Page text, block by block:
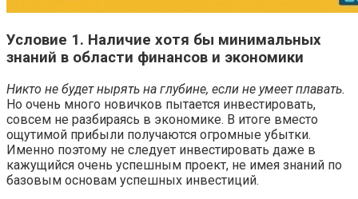
Условие 1. Наличие хотя бы минимальных
знаний в области финансов и экономики
Никто не будет нырять на глубине, если не умеет плавать.
Но очень много новичков пытается инвестировать,
совсем не разбираясь в экономике. В итоге вместо
ощутимой прибыли получаются огромные убытки.
Именно поэтому не следует инвестировать даже в
кажущийся очень успешным проект, не имея знаний по
базовым основам успешных инвестиций.